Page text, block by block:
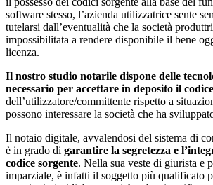
software stesso, l’azienda utilizzatrice sente
tutelarsi dall’eventualità che la società
impossibilitata a rendere disponibile il bene
licenza.
Il nostro studio notarile dispone delle
necessario per accettare in deposito il
dell’utilizzatore/committente rispetto a
possono interessare la società che ha
Il notaio digitale, avvalendosi del sistema di
è in grado di garantire la segretezza e
codice sorgente. Nella sua veste di giurista e
imparziale, è infatti il soggetto più qualificato